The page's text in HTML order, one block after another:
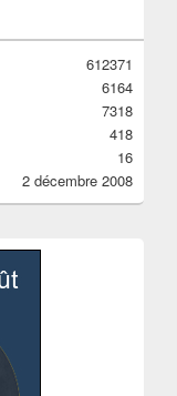
612371
6164
7318
418
16
2 décembre 2008